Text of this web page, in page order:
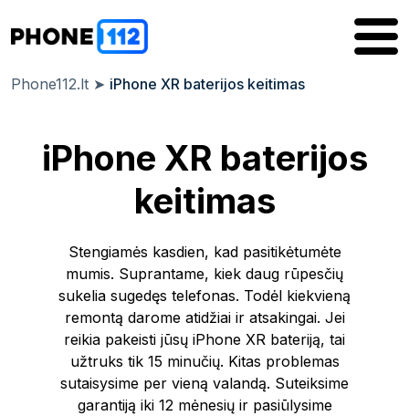
Phone112.lt ➤ iPhone XR baterijos keitimas
iPhone XR baterijos
keitimas
Stengiamės kasdien, kad pasitikėtumėte
mumis. Suprantame, kiek daug rūpesčių
sukelia sugedęs telefonas. Todėl kiekvieną
remontą darome atidžiai ir atsakingai. Jei
reikia pakeisti jūsų iPhone XR bateriją, tai
užtruks tik 15 minučių. Kitas problemas
sutaisysime per vieną valandą. Suteiksime
garantiją iki 12 mėnesių ir pasiūlysime